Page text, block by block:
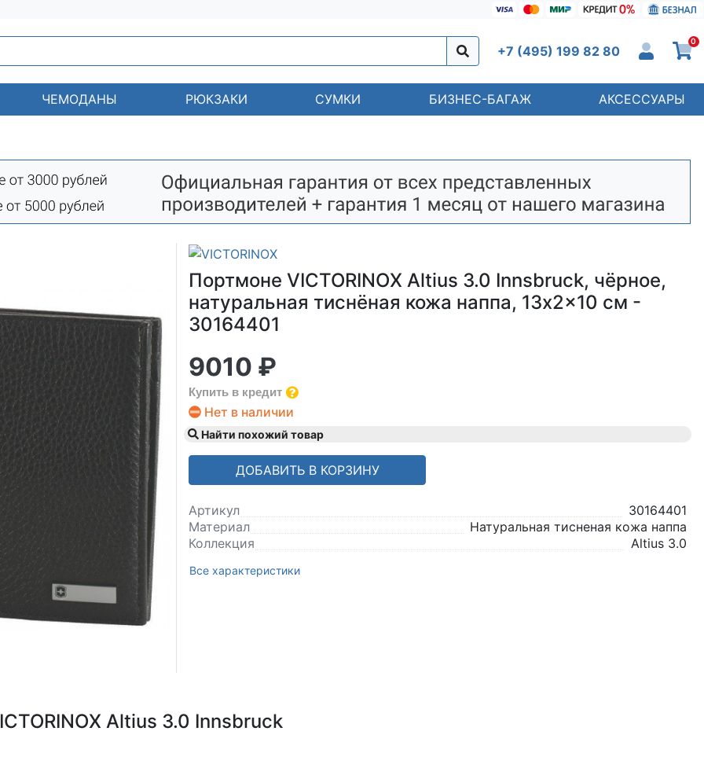
+7 (495) 199 82 80
0
ЧЕМОДАНЫ РЮКЗАКИ СУМКИ БИЗНЕС-БАГАЖ АКСЕССУАРЫ
Портмоне VICTORINOX Altius 3.0 Innsbruck, чёрное,
натуральная тиснёная кожа наппа, 13x2x10 см -
30164401
9010 ₽
Купить в кредит
Нет в наличии
Найти похожий товар
ДОБАВИТЬ В КОРЗИНУ
Артикул
30164401
Материал
Натуральная тисненая кожа наппа
Коллекция
Altius 3.0
Все характеристики
Altius 3.0 Innsbruck